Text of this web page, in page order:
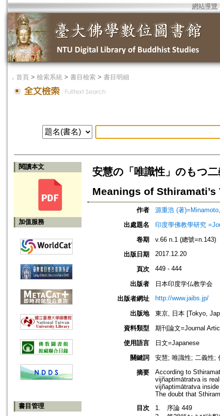
網站導覽
． 首頁 > 檢索系統 > 書目檢索 > 書目明細
閱讀本文
加值服務
書目管理
安慧の「唯識性」のもつ
Meanings of
作者
源重浩 (著
出處題名
印度學佛教學研究
卷期
v.66 n.1 (總號=n.143)
出版日期
2017.12.20
頁次 449 - 444
出版者
日本印度学仏教学会
出版者網址
http://www.jaibs.jp/
出版地
東京, 日本 [Tokyo,
資料類型
期刊論文=Journal
使用語言
日文=Japanese
關鍵詞
安慧; 唯識性; 二義性;
摘要
According to
vijñaptimātratva is
vijñaptimātratva
The doubt that
目次
1. 序論 449